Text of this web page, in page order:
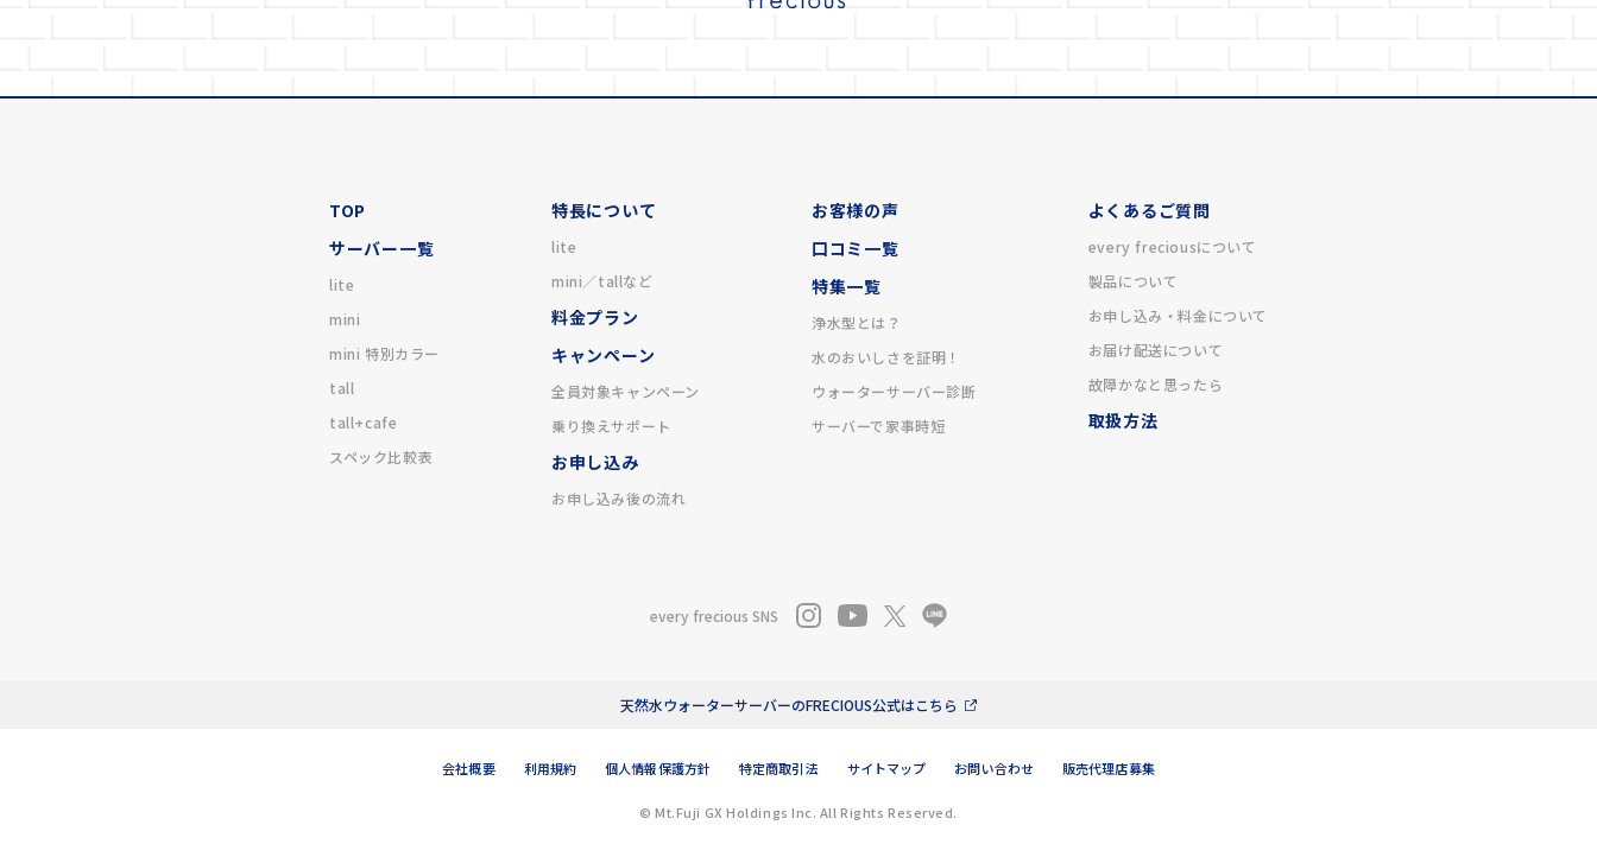
TOP
サーバー一覧
lite
mini
mini 特別カラー
tall
tall+cafe
スペック比較表
特長について
lite
mini／tallなど
料金プラン
キャンペーン
全員対象キャンペーン
乗り換えサポート
お申し込み
お申し込み後の流れ
お客様の声
口コミ一覧
特集一覧
浄水型とは？
水のおいしさを証明！
ウォーターサーバー診断
サーバーで家事時短
よくあるご質問
every freciousについて
製品について
お申し込み・料金について
お届け配送について
故障かなと思ったら
取扱方法
every frecious SNS
天然水ウォーターサーバーのFRECIOUS公式はこちら
会社概要 利用規約 個人情報保護方針 特定商取引法 サイトマップ お問い合わせ 販売代理店募集
© Mt.Fuji GX Holdings Inc. All Rights Reserved.